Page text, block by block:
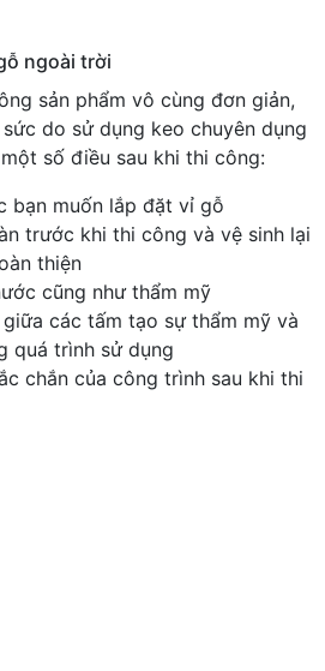
ngoài trời
sản phẩm vô cùng đơn giản,
do sử dụng keo chuyên dụng
số điều sau khi thi công:
bạn muốn lắp đặt vỉ gỗ
trước khi thi công và vệ sinh lại
thiện
cũng như thẩm mỹ
các tấm tạo sự thẩm mỹ và
quá trình sử dụng
chắn của công trình sau khi thi